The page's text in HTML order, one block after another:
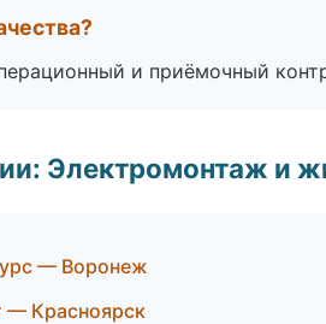
и приёмочный
Электромонтаж и
— Воронеж
— Красноярск